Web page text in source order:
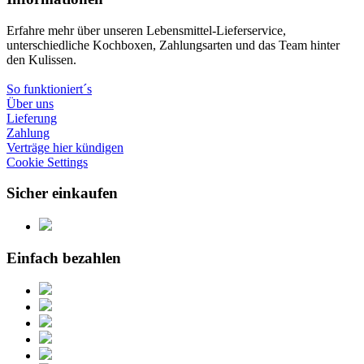
Erfahre mehr über unseren Lebensmittel-Lieferservice,
unterschiedliche Kochboxen, Zahlungsarten und das Team hinter
den Kulissen.
So funktioniert´s
Über uns
Lieferung
Zahlung
Verträge hier kündigen
Cookie Settings
Sicher einkaufen
Einfach bezahlen